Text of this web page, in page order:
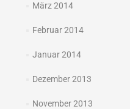
März 2014
Februar 2014
Januar 2014
Dezember 2013
November 2013